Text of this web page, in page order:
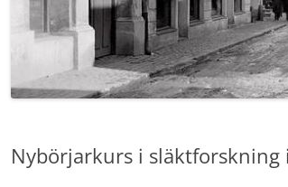
SLÄKTFORSKARFÖRBUNDS
WEBBSHOP
KONTAKT
Nybörjarkurs i